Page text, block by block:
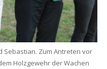
Sebastian. Zum Antreten vor
Holzgewehr der Wachen